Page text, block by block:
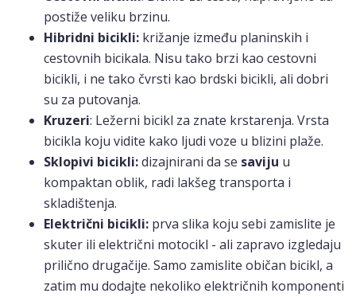
postiže veliku brzinu.
Hibridni bicikli: križanje između planinskih i
cestovnih bicikala. Nisu tako brzi kao cestovni
bicikli, i ne tako čvrsti kao brdski bicikli, ali dobri
su za putovanja.
Kruzeri: Ležerni bicikl za znate krstarenja. Vrsta
bicikla koju vidite kako ljudi voze u blizini plaže.
Sklopivi bicikli:dizajnirani da se saviju u
kompaktan oblik, radi lakšeg transporta i
skladištenja.
Električni bicikli: prva slika koju sebi zamislite je
skuter ili električni motocikl - ali zapravo izgledaju
prilično drugačije. Samo zamislite običan bicikl, a
zatim mu dodajte nekoliko električnih komponenti